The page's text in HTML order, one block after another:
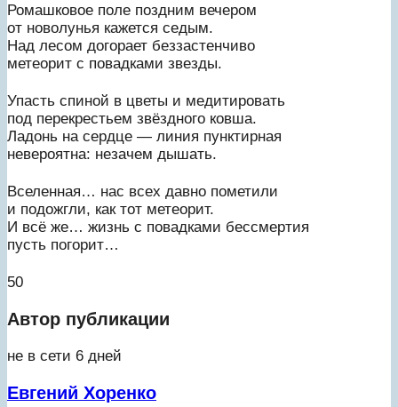
Ромашковое поле поздним вечером
от новолунья кажется седым.
Над лесом догорает беззастенчиво
метеорит с повадками звезды.
Упасть спиной в цветы и медитировать
под перекрестьем звёздного ковша.
Ладонь на сердце — линия пунктирная
невероятна: незачем дышать.
Вселенная… нас всех давно пометили
и подожгли, как тот метеорит.
И всё же… жизнь с повадками бессмертия
пусть погорит…
50
Автор публикации
не в сети 6 дней
Евгений Хоренко